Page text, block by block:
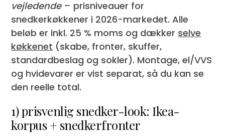
vejledende– prisniveauer for
snedkerkøkkener i 2026-markedet. Alle
beløb er inkl. 25 % moms og dækker selve
køkkenet (skabe, fronter, skuffer,
standardbeslag og sokler). Montage, el/VVS
og hvidevarer er vist separat, så du kan se
den reelle total.
1) prisvenlig snedker-look: Ikea-
korpus + snedkerfronter